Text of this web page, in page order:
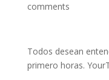
comments
Todos desean
primero horas.